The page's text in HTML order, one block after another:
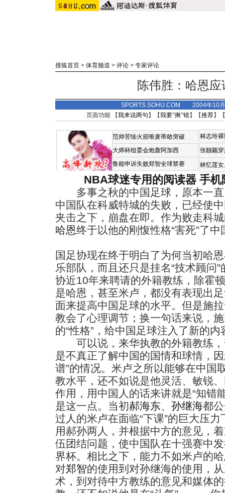
搜狐首页 > 体育频道 > 评论 > 专家评论
陈伟胜：哈恩
SPORTS.SOHU.COM 2004年10
页面功能 【我来说两句 】【我要“揪”错】【推荐】
范帅苦恼火箭唯麦蒂敢突破
大师杯组委会炮轰阿加西
鲁能申诉失败郑智全球禁赛
林志玲
张靓颖
林忆莲
NBA球迷专用的阅读器 手机
多事之秋的中国足球，原本一直
中国队在科威特城的失败，已经使
夹击之下，崩盘在即。作为败走科
哈恩终于以他的刚愎性格“害死”了中
国足协现在终于明白了为何当初哈
乐部队，而且还只是挂名“技术顾问
协近10年来聘请的外籍教练，除霍
是哈恩，甚至米卢，都没有表现出
面来提高中国足球的水平。但是施
教会了心理调节；换一句话来说，
的“性格”，给中国足球注入了新的内
可以说，来华执教的外籍教练，
是不真正了解中国的国情和球情，
谱”的情况。米卢之所以能够在中国
教水平，还不如说是他灵活、敏锐
作用，用中国人的话来讲就是“知错
是这一点。当初郝海东、 孙继海都
过人的米卢在面临“下课”的巨大压
用郝孙两人，并根据中方的意见，
伍团结问题，使中国队在十强赛中
界杯。相比之下，能力不如米卢的
对郑智的使用到对孙继海的使用，
术，到对待中方教练的意见和媒体